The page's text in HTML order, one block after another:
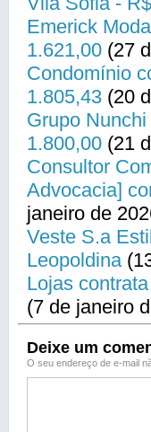
Emerick
1.621,00 (27
Condomínio
1.805,43 (20
Grupo
1.800,00 (21
Consultor
Advocacia]
janeiro de
Veste S.a
Leopoldina
Lojas
(7 de janeiro
Deixe um
O seu endereço de e-mail